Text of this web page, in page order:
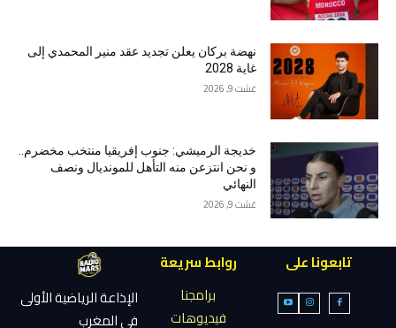
نهضة بركان يعلن تجديد عقد منير المحمدي إلى
غاية 2028
غشت 9, 2026
خديجة الرميشي: جنوب إفريقيا منتخب مخضرم..
و نحن انتزعن منه التأهل للمونديال ونصف
النهائي
غشت 9, 2026
تابعونا على
روابط سريعة
برامجنا
فيديوهات
الإذاعة الرياضية الأولى
في المغرب